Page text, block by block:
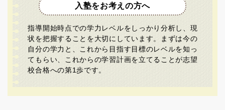
入塾をお考えの方へ
指導開始時点での学力レベルをしっかり分析し、現
状を把握することを大切にしています。まずは今の
自分の学力と、これから目指す目標のレベルを知っ
てもらい、これからの学習計画を立てることが志望
校合格への第1歩です。